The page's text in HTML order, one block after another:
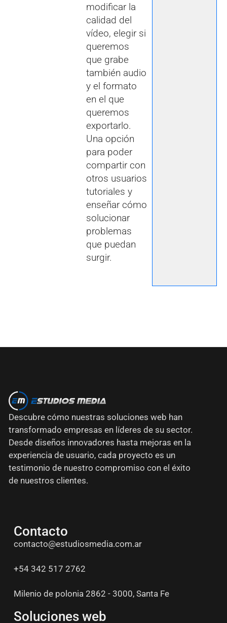
modificar la
calidad del
vídeo, elegir si
queremos
que grabe
también audio
y el formato
en el que
queremos
exportarlo.
Una opción
para poder
compartir con
otros usuarios
tutoriales y
enseñar cómo
solucionar
problemas
que puedan
surgir.
Descubre cómo nuestras soluciones web han
transformado empresas en líderes de su sector.
Desde diseños innovadores hasta mejoras en la
experiencia de usuario, cada proyecto es un
testimonio de nuestro compromiso con el éxito
de nuestros clientes.
Contacto
contacto@estudiosmedia.com.ar
+54 342 517 2762
Milenio de polonia 2862 - 3000, Santa Fe
Soluciones web